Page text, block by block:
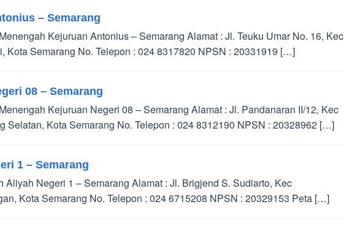
– Semarang
Kejuruan Antonius – Semarang Alamat : Jl. Teuku Umar No. 16, Kec
Kota Semarang No. Telepon : 024 8317820 NPSN : 20331919 […]
08 – Semarang
Kejuruan Negeri 08 – Semarang Alamat : Jl. Pandanaran II/12, Kec
Selatan, Kota Semarang No. Telepon : 024 8312190 NPSN : 20328962 […]
1 – Semarang
Aliyah Negeri 1 – Semarang Alamat : Jl. Brigjend S. Sudiarto, Kec
Kota Semarang No. Telepon : 024 6715208 NPSN : 20329153 Peta […]